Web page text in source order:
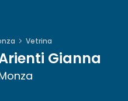
Vetrina
Gianna